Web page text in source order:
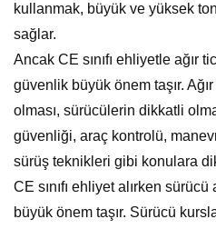
kullanmak, büyük ve yüksek
sağlar.
Ancak CE sınıfı ehliyetle ağır
güvenlik büyük önem taşır.
olması, sürücülerin dikkatli
güvenliği, araç kontrolü,
sürüş teknikleri gibi konulara
CE sınıfı ehliyet alırken
büyük önem taşır. Sürücü